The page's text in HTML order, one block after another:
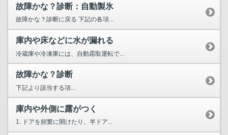
故障かな？診断：自動製氷
故障かな？診断に戻る 下記の各項...
庫内や床などに水が漏れる
冷蔵庫や冷凍庫には、自動霜取運転で...
故障かな？診断
下記より該当する項...
庫内や外側に露がつく
1. ドアを頻繁に開けたり、半ドア...